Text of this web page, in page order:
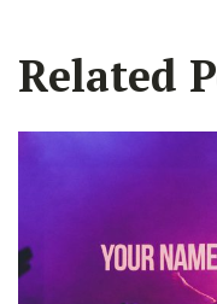
Related